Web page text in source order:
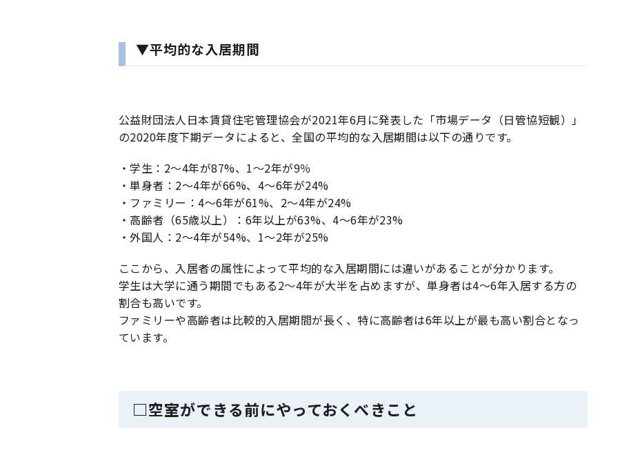
▼平均的な入居期間
公益財団法人日本賃貸住宅管理協会が2021年6月に発表した「市場データ（日管協短観）」
の2020年度下期データによると、全国の平均的な入居期間は以下の通りです。
・学生：2〜4年が87%、1〜2年が9％
・単身者：2〜4年が66%、4〜6年が24%
・ファミリー：4〜6年が61%、2〜4年が24%
・高齢者（65歳以上）：6年以上が63%、4〜6年が23%
・外国人：2〜4年が54%、1〜2年が25%
ここから、入居者の属性によって平均的な入居期間には違いがあることが分かります。
学生は大学に通う期間でもある2〜4年が大半を占めますが、単身者は4〜6年入居する方の
割合も高いです。
ファミリーや高齢者は比較的入居期間が長く、特に高齢者は6年以上が最も高い割合となっ
ています。
□空室ができる前にやっておくべきこと